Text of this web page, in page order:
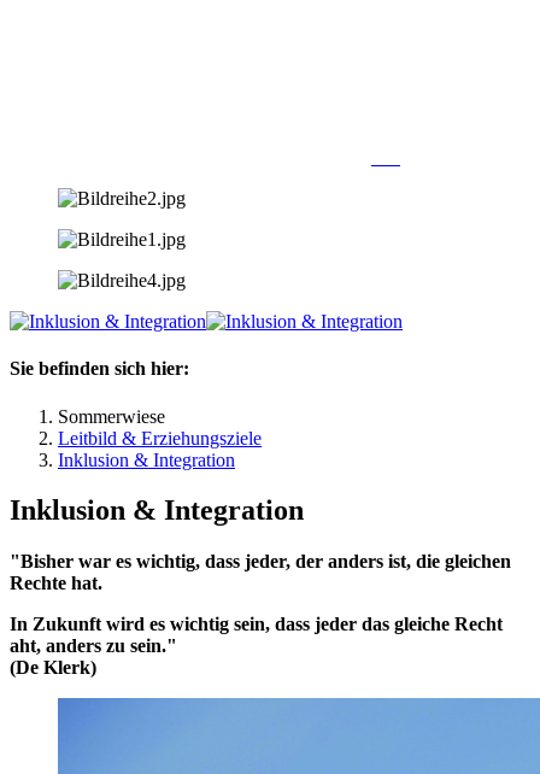
Sie befinden sich hier:
Sommerwiese
Leitbild & Erziehungsziele
Inklusion & Integration
Inklusion & Integration
"Bisher war es wichtig, dass jeder, der anders ist, die gleichen
Rechte hat.
In Zukunft wird es wichtig sein, dass jeder das gleiche Recht
aht, anders zu sein."
(De Klerk)